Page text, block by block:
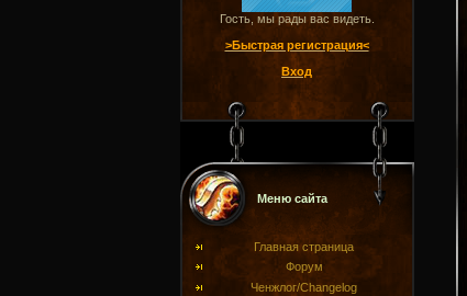
Гость, мы рады вас видеть.
>Быстрая регистрация<
Вход
Меню сайта
Главная страница
Форум
Ченжлог/Changelog